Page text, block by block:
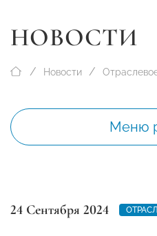
НОВОСТИ
Новости
Меню
24 Сентября 2024